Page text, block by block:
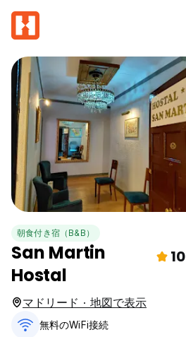
朝食付き宿（B&B）
San Martin
Hostal
10
マドリード · 地図で表示
無料のWiFi接続